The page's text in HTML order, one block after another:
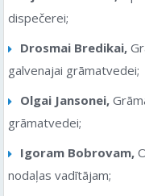
dispečerei;
Drosmai Bredikai,
galvenajai grāmatvedei;
Olgai Jansonei,
grāmatvedei;
Igoram Bobrovam,
nodaļas vadītājam;